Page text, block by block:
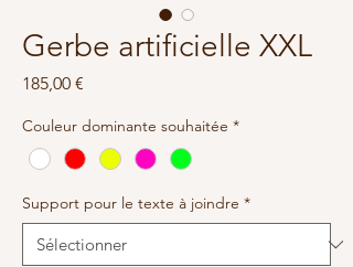
Gerbe artificielle XXL
185,00 €
Couleur dominante souhaitée *
Support pour le texte à joindre *